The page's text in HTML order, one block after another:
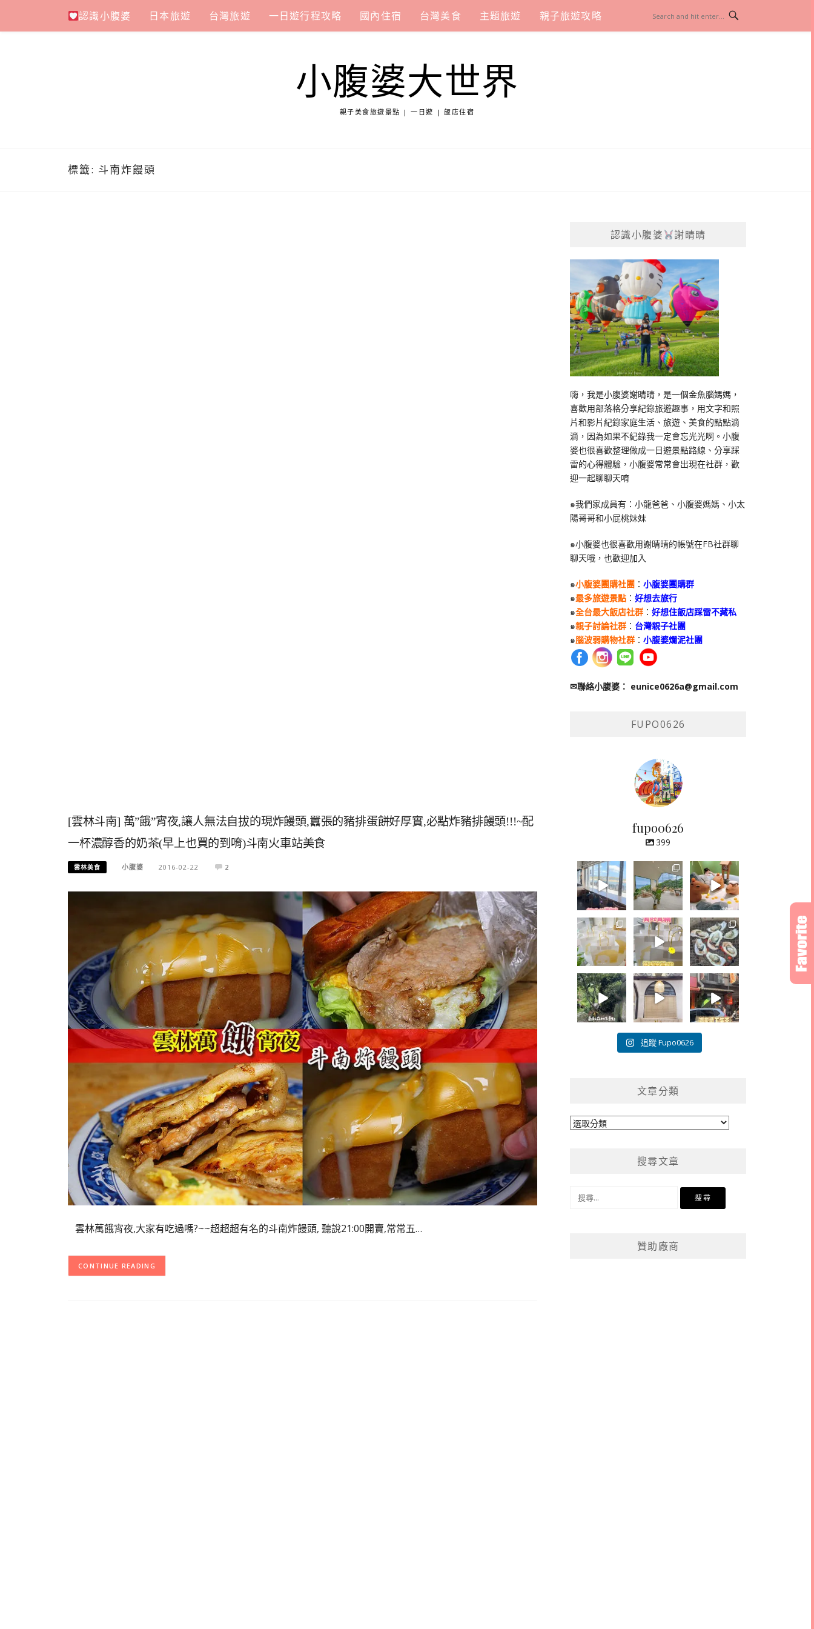
content
認識小腹婆 日本旅遊 台灣旅遊 一日遊行程攻略 國內住宿 台灣美食 主題旅遊 親子旅遊攻略
小腹婆大世界
親子美食旅遊景點 | 一日遊 | 飯店住宿
標籤: 斗南炸饅頭
[雲林斗南] 萬”餓”宵夜,讓人無法自拔的現炸饅頭,囂張的豬排蛋餅好厚實,必點炸豬排饅頭!!!~配
一杯濃醇香的奶茶(早上也買的到唷)斗南火車站美食
雲林美食 小腹婆 2016-02-22 2
雲林萬餓宵夜,大家有吃過嗎?~~超超超有名的斗南炸饅頭, 聽說21:00開賣,常常五…
CONTINUE READING
認識小腹婆 謝晴晴
嗨，我是小腹婆謝晴晴，是一個金魚腦媽媽，
喜歡用部落格分享紀錄旅遊趣事，用文字和照
片和影片紀錄家庭生活、旅遊、美食的點點滴
滴，因為如果不紀錄我一定會忘光光啊。小腹
婆也很喜歡整理做成一日遊景點路線、分享踩
雷的心得體驗，小腹婆常常會出現在社群，歡
迎一起聊聊天唷
๑我們家成員有：小龍爸爸、小腹婆媽媽、小太
陽哥哥和小屁桃妹妹
๑小腹婆也很喜歡用謝晴晴的帳號在FB社群聊
聊天哦，也歡迎加入
๑小腹婆團購社團 ：小腹婆團購群
๑最多旅遊景點 ：好想去旅行
๑全台最大飯店社群 ：好想住飯店踩雷不藏私
๑親子討論社群 ： 台灣親子社團
๑腦波弱購物社群 ：小腹婆爛泥社團
✉聯絡小腹婆： eunice0626a@gmail.com
FUPO0626
fupo0626
399
追蹤 Fupo0626
文章分類
文
搜尋文章
贊助廠商